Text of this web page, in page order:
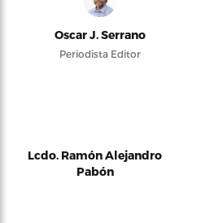
Oscar J. Serrano
Periodista Editor
Lcdo. Ramón Alejandro
Pabón